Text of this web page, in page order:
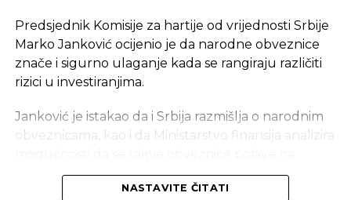
CAPITAL: Da li su vam poznati detalji ulaganja
u Željeznice RS koje je potpisao ministar
Nedeljko Čubrilović?
modernizaciju i unapređenje željezničke
nabavku novih voznih sredstava i uvođenje
Predsjednik Komisije za hartije od vrijednosti Srbije
Marko Janković ocijenio je da narodne obveznice
znače i sigurno ulaganje kada se rangiraju različiti
rizici u investiranjima.
Janković je istakao da i Srbija razmišlja o narodnim
obveznicama, kao i da Ministarstvo finansija analizira
tržištu Srbije.
NASTAVITE ČITATI